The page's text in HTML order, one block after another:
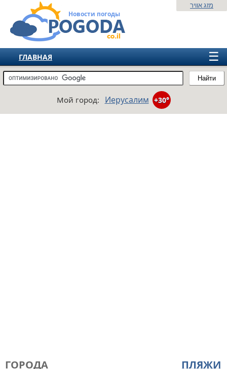
Новости погоды
Найти
מזג אוויר
☰
ГЛАВНАЯ
ИЗРАИЛЬ
ЕВРОПА
Мой город: Иерусалим +30°
ПЛЯЖИ
ГОРОДА